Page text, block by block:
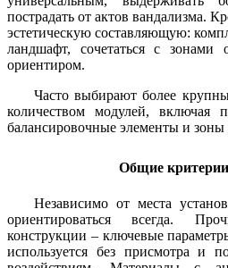
пострадать от актов вандализма.
эстетическую составляющую:
ландшафт, сочетаться с
ориентиром.
Часто выбирают более
количеством модулей, включая
балансировочные элементы и зоны
Общие
Независимо от места
ориентироваться всегда.
конструкции – ключевые
используется без присмотра и